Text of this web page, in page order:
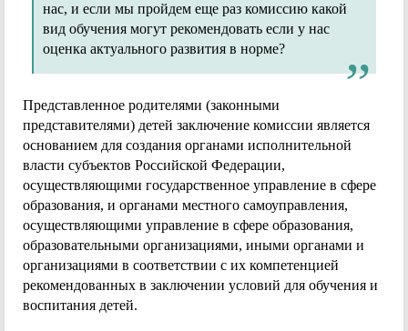
нас, и если мы пройдем еще раз комиссию какой
вид обучения могут рекомендовать если у нас
оценка актуального развития в норме?
Представленное родителями (законными
представителями) детей заключение комиссии является
основанием для создания органами исполнительной
власти субъектов Российской Федерации,
осуществляющими государственное управление в сфере
образования, и органами местного самоуправления,
осуществляющими управление в сфере образования,
образовательными организациями, иными органами и
организациями в соответствии с их компетенцией
рекомендованных в заключении условий для обучения и
воспитания детей.